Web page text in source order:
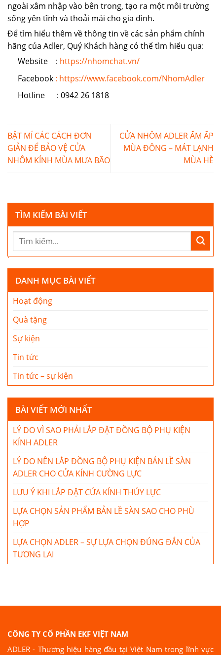
ngoài xâm nhập vào bên trong, tạo ra một môi trường
sống yên tĩnh và thoải mái cho gia đình.
Để tìm hiểu thêm về thông tin về các sản phẩm chính
hãng của Adler, Quý Khách hàng có thể tìm hiểu qua:
Website : https://nhomchat.vn/
Facebook : https://www.facebook.com/NhomAdler
Hotline : 0942 26 1818
BẬT MÍ CÁC CÁCH ĐƠN
GIẢN ĐỂ BẢO VỆ CỬA
NHÔM KÍNH MÙA MƯA BÃO
CỬA NHÔM ADLER ẤM ẤP
MÙA ĐÔNG – MÁT LẠNH
MÙA HÈ
TÌM KIẾM BÀI VIẾT
DANH MỤC BÀI VIẾT
Hoạt động
Quà tặng
Sự kiện
Tin tức
Tin tức – sự kiện
BÀI VIẾT MỚI NHẤT
LÝ DO VÌ SAO PHẢI LẮP ĐẶT ĐỒNG BỘ PHỤ KIỆN
KÍNH ADLER
LÝ DO NÊN LẮP ĐỒNG BỘ PHỤ KIỆN BẢN LỀ SÀN
ADLER CHO CỬA KÍNH CƯỜNG LỰC
LƯU Ý KHI LẮP ĐẶT CỬA KÍNH THỦY LỰC
LỰA CHỌN SẢN PHẨM BẢN LỀ SÀN SAO CHO PHÙ
HỢP
LỰA CHỌN ADLER – SỰ LỰA CHỌN ĐÚNG ĐẮN CỦA
TƯƠNG LAI
CÔNG TY CỔ PHẦN EKF VIỆT NAM
ADLER - Thương hiệu hàng đầu tại Việt Nam trong lĩnh vực